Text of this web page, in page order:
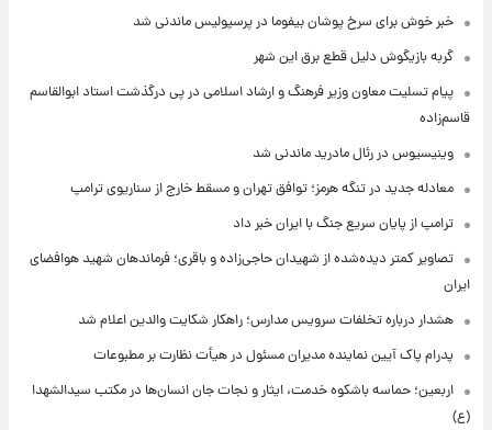
خبر خوش برای سرخ پوشان بیفوما در پرسپولیس ماندنی شد
گربه بازیگوش دلیل قطع برق این شهر
پیام تسلیت معاون وزیر فرهنگ و ارشاد اسلامی در پی درگذشت استاد ابوالقاسم
قاسم‌زاده
وینیسیوس در رئال مادرید ماندنی شد
معادله جدید در تنگه هرمز؛ توافق تهران و مسقط خارج از سناریوی ترامپ
ترامپ از پایان سریع جنگ با ایران خبر داد
تصاویر کمتر دیده‌شده از شهیدان حاجی‌زاده و باقری؛ فرماندهان شهید هوافضای
ایران
هشدار درباره تخلفات سرویس مدارس؛ راهکار شکایت والدین اعلام شد
پدرام پاک آیین نماینده مدیران مسئول در هیأت نظارت بر مطبوعات
اربعین؛ حماسه باشکوه خدمت، ایثار و نجات جان انسان‌ها در مکتب سیدالشهدا
(ع)